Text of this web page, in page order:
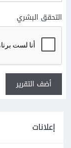
التحقق البشري
أضف التقرير
إعلانات